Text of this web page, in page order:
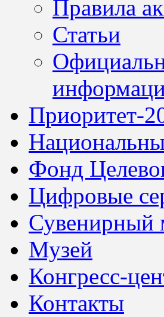
Правила
Статьи
Приоритет-
Фонд
Цифровые
Сувенирный
Музей
Конгресс-
Контакты